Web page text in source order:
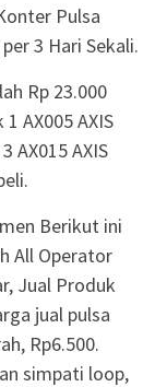
Pulsa
3 Hari Sekali.
Rp 23.000
AX005 AXIS
AX015 AXIS
Berikut ini
All Operator
Jual Produk
jual pulsa
Rp6.500.
simpati loop,